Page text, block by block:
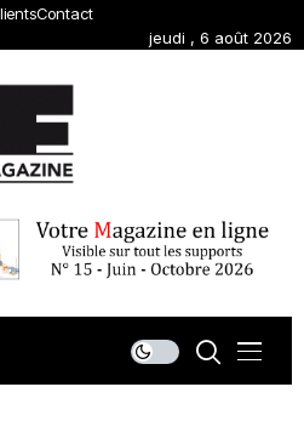
Contact
jeudi , 6 août 2026